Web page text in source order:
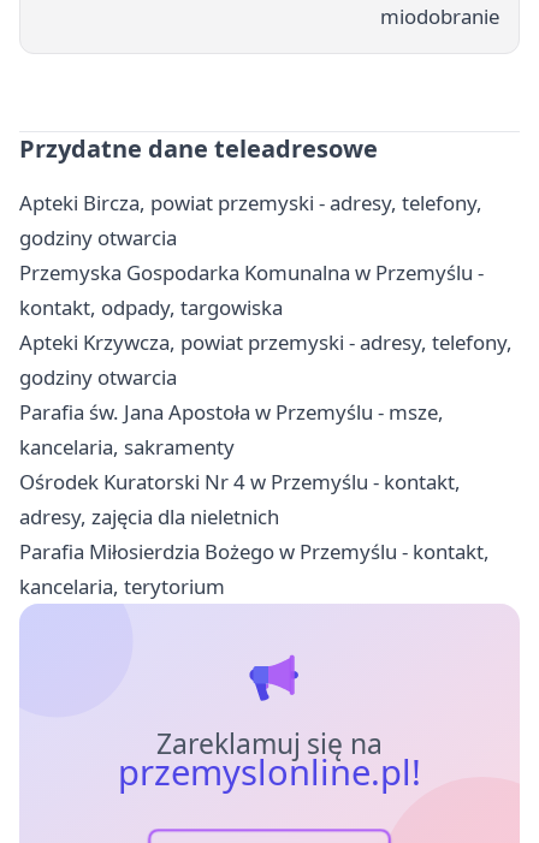
miodobranie
Przydatne dane teleadresowe
Apteki Bircza, powiat przemyski - adresy, telefony,
godziny otwarcia
Przemyska Gospodarka Komunalna w Przemyślu -
kontakt, odpady, targowiska
Apteki Krzywcza, powiat przemyski - adresy, telefony,
godziny otwarcia
Parafia św. Jana Apostoła w Przemyślu - msze,
kancelaria, sakramenty
Ośrodek Kuratorski Nr 4 w Przemyślu - kontakt,
adresy, zajęcia dla nieletnich
Parafia Miłosierdzia Bożego w Przemyślu - kontakt,
kancelaria, terytorium
Zareklamuj się na
przemyslonline.pl!